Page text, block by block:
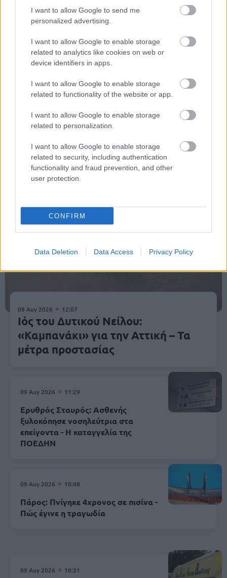
I want to allow Google to send me
personalized advertising.
I want to allow Google to enable storage
related to analytics like cookies on web or
device identifiers in apps.
I want to allow Google to enable storage
related to functionality of the website or app.
I want to allow Google to enable storage
related to personalization.
I want to allow Google to enable storage
related to security, including authentication
functionality and fraud prevention, and other
user protection.
CONFIRM
Data Deletion Data Access Privacy Policy
Νοσοκομεία ΕΣΥ Χρήματα ευρώ
Αστυνομία ΕΛΑΣ
Κοινωνία
09 Αυγ 2026 12:07
Ιός του Δυτικού Νείλου:
«Καμπανάκι» για την Αττική – Τα
μέτρα προστασίας
09 Αυγ 2026 11:29
Ερυθρός Σταυρός: Ασθενής
ξυλοκόπησε νοσηλεύτρια στα
επείγοντα - Η καταγγελία της
ΠΟΕΔΗΝ
09 Αυγ 2026 10:48
Πάρος: Πνίγηκε 4χρονος σε πισίνα -
Πώς έγινε η τραγωδία
09 Αυγ 2026 10:31